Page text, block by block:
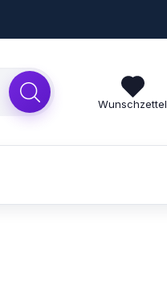
Wunschzettel